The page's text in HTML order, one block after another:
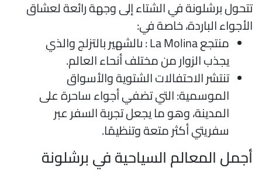
برشلونة في الشتاء إلى وجهة رائعة لعشاق
الباردة، خاصة في:
منتجع La Molina : ىالشهير بالتزلج والذي
يجذب الزوار من مختلف أنحاء العالم.
تنتشر الاحتفالات الشتوية والأسواق
الموسمية: التي تضفي أجواء ساحرة على
المدينة، وهو ما يجعل تجربة السفر عبر
سفريتي أكثر متعة وتنظيمًا.
المعالم السياحية في برشلونة